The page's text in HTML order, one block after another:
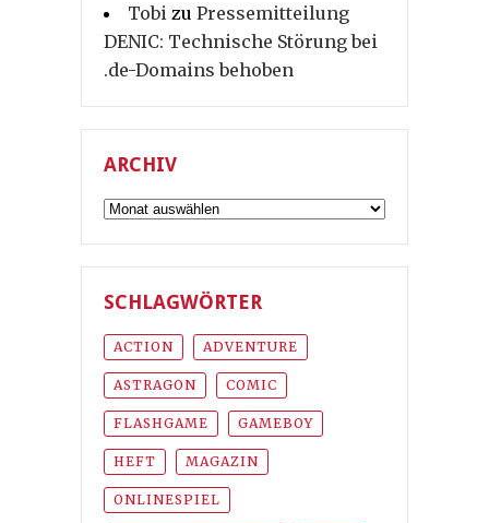
Tobi zu Pressemitteilung
DENIC: Technische Störung bei
.de-Domains behoben
ARCHIV
Archiv
SCHLAGWÖRTER
ACTION ADVENTURE
ASTRAGON COMIC
FLASHGAME GAMEBOY
HEFT MAGAZIN
ONLINESPIEL